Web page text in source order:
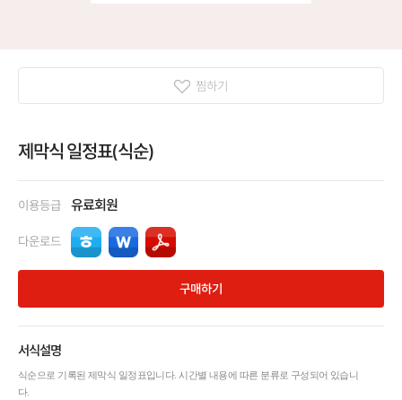
찜하기
제막식 일정표(식순)
이용등급 유료회원
다운로드
구매하기
서식설명
식순으로 기록된 제막식 일정표입니다. 시간별 내용에 따른 분류로 구성되어 있습니
다.